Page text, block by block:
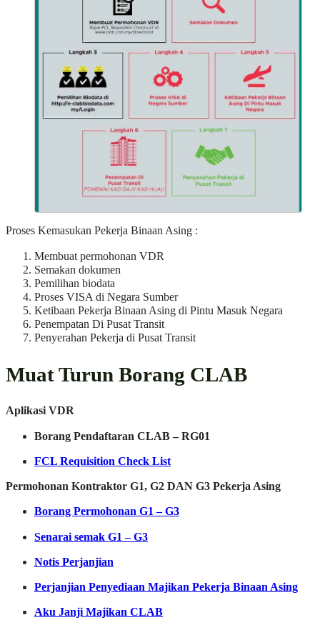
Proses Kemasukan Pekerja Binaan Asing :
Membuat permohonan VDR
Semakan dokumen
Pemilihan biodata
Proses VISA di Negara Sumber
Ketibaan Pekerja Binaan Asing di Pintu Masuk Negara
Penempatan Di Pusat Transit
Penyerahan Pekerja di Pusat Transit
Muat Turun Borang CLAB
Aplikasi VDR
Borang Pendaftaran CLAB – RG01
FCL Requisition Check List
Permohonan Kontraktor G1, G2 DAN G3 Pekerja Asing
Borang Permohonan G1 – G3
Senarai semak G1 – G3
Notis Perjanjian
Perjanjian Penyediaan Majikan Pekerja Binaan Asing
Aku Janji Majikan CLAB